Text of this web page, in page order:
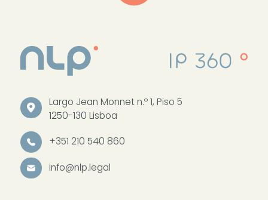
Largo Jean Monnet n.º 1, Piso 5
1250-130 Lisboa
+351 210 540 860
info@nlp.legal